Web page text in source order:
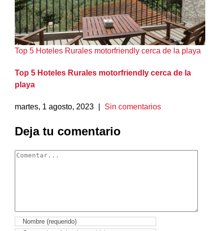
Top 5 Hoteles Rurales motorfriendly cerca de la playa
Top 5 Hoteles Rurales motorfriendly cerca de la
playa
martes, 1 agosto, 2023 Sin comentarios
Deja tu comentario
Comentar